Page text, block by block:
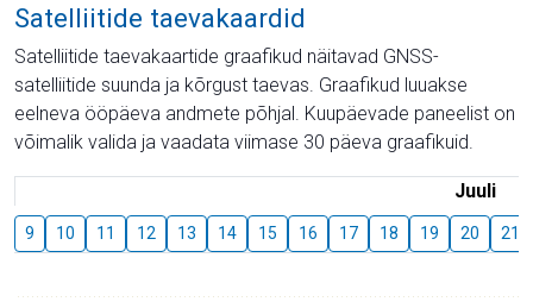
Satelliitide taevakaardid
Satelliitide taevakaartide graafikud näitavad GNSS-
satelliitide suunda ja kõrgust taevas. Graafikud luuakse
eelneva ööpäeva andmete põhjal. Kuupäevade paneelist on
võimalik valida ja vaadata viimase 30 päeva graafikuid.
Juuli
9 10 11 12 13 14 15 16 17 18 19 20 21